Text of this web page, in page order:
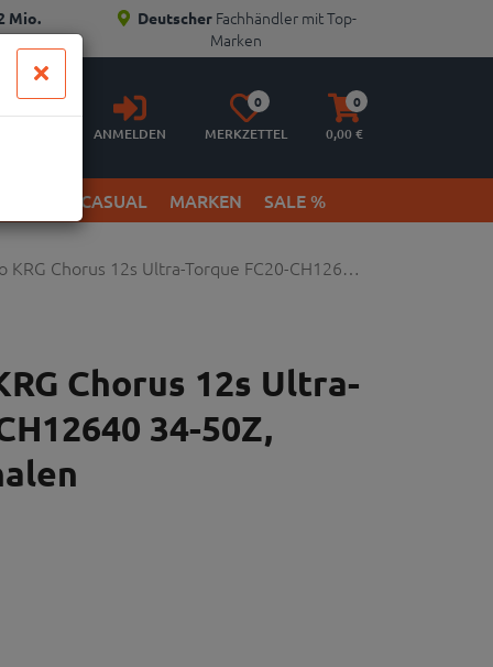
Mio. Deutscher Fachhändler mit Top-
Marken
Anmelden
ANMELDEN
Merkzettel
aufklappen
0
MERKZETTEL
Warenkorb
aufklappen
0
0,00 €
& CASUAL MARKEN SALE %
KRG Chorus 12s Ultra-Torque FC20-CH126…
Chorus 12s Ultra-
34-50Z,